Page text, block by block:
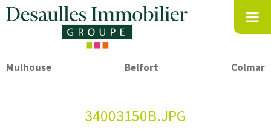
Mulhouse Belfort Colmar
34003150B.JPG